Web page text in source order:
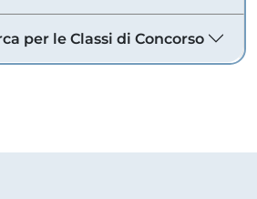
per le Classi di Concorso